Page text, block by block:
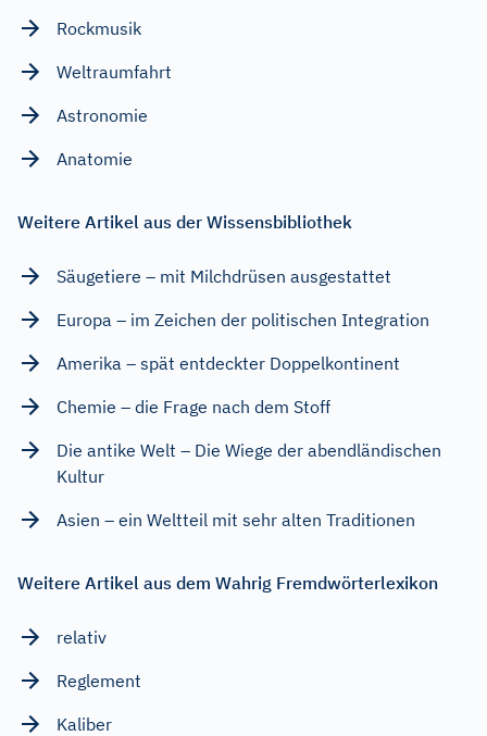
Rockmusik
Weltraumfahrt
Astronomie
Anatomie
Weitere Artikel aus der Wissensbibliothek
Säugetiere – mit Milchdrüsen ausgestattet
Europa – im Zeichen der politischen Integration
Amerika – spät entdeckter Doppelkontinent
Chemie – die Frage nach dem Stoff
Die antike Welt – Die Wiege der abendländischen
Kultur
Asien – ein Weltteil mit sehr alten Traditionen
Weitere Artikel aus dem Wahrig Fremdwörterlexikon
relativ
Reglement
Kaliber